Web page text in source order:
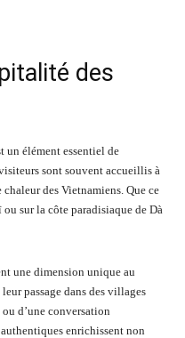
des
un élément essentiel de
sont souvent accueillis à
des Vietnamiens. Que ce
sur la côte paradisiaque de Dà
une dimension unique au
passage dans des villages
d’une conversation
enrichissent non